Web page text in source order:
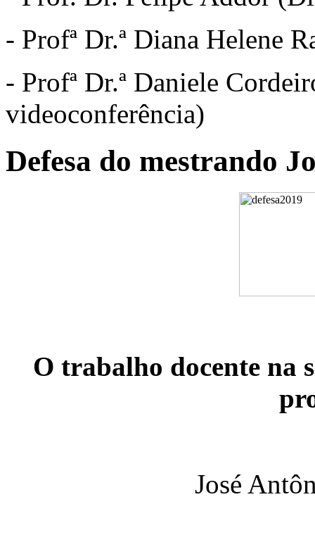
- Profª Dr.ª Diana Helene
- Profª Dr.ª Daniele
videoconferência)
Defesa do mestrando
O trabalho docente na
José